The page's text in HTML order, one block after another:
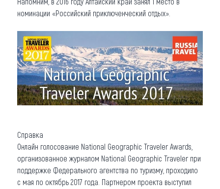
номинации «Российский приключенческий отдых».
Справка
Онлайн голосование National Geographic Traveler Awards,
организованное журналом National Geographic Traveler при
поддержке Федерального агентства по туризму, проходило
с мая по октябрь 2017 года. Партнером проекта выступил